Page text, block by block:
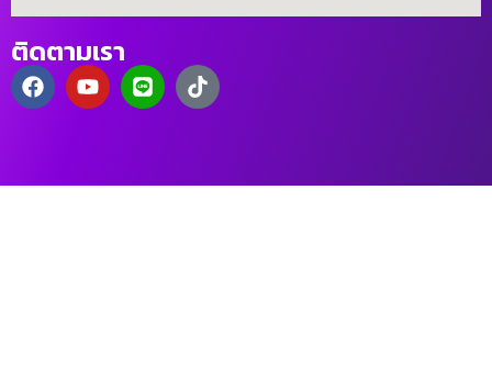
ติดตามเรา